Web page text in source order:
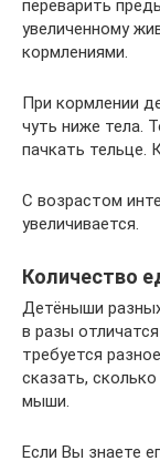
переварить
увеличенному
кормлениями.
При кормлении
чуть ниже тела.
пачкать тельце.
С возрастом
увеличивается.
Количество
Детёныши
в разы
требуется
сказать,
мыши.
Если Вы знаете